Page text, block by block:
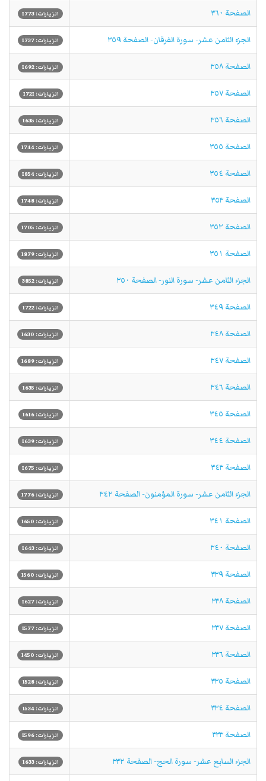
الصفحة ٣٦٠ الزيارات: 1773
الجزء الثامن عشر- سورة الفرقان- الصفحة ٣٥٩ الزيارات: 1737
الصفحة ٣٥٨ الزيارات: 1692
الصفحة ٣٥٧ الزيارات: 1721
الصفحة ٣٥٦ الزيارات: 1635
الصفحة ٣٥٥ الزيارات: 1744
الصفحة ٣٥٤ الزيارات: 1854
الصفحة ٣٥٣ الزيارات: 1748
الصفحة ٣٥٢ الزيارات: 1705
الصفحة ٣٥١ الزيارات: 1879
الجزء الثامن عشر- سورة النور- الصفحة ٣٥٠ الزيارات: 3852
الصفحة ٣٤٩ الزيارات: 1722
الصفحة ٣٤٨ الزيارات: 1630
الصفحة ٣٤٧ الزيارات: 1689
الصفحة ٣٤٦ الزيارات: 1635
الصفحة ٣٤٥ الزيارات: 1616
الصفحة ٣٤٤ الزيارات: 1639
الصفحة ٣٤٣ الزيارات: 1675
الجزء الثامن عشر- سورة المؤمنون- الصفحة ٣٤٢ الزيارات: 1776
الصفحة ٣٤١ الزيارات: 1650
الصفحة ٣٤٠ الزيارات: 1643
الصفحة ٣٣٩ الزيارات: 1560
الصفحة ٣٣٨ الزيارات: 1627
الصفحة ٣٣٧ الزيارات: 1577
الصفحة ٣٣٦ الزيارات: 1450
الصفحة ٣٣٥ الزيارات: 1528
الصفحة ٣٣٤ الزيارات: 1534
الصفحة ٣٣٣ الزيارات: 1596
الجزء السابع عشر- سورة الحج- الصفحة ٣٣٢ الزيارات: 1633